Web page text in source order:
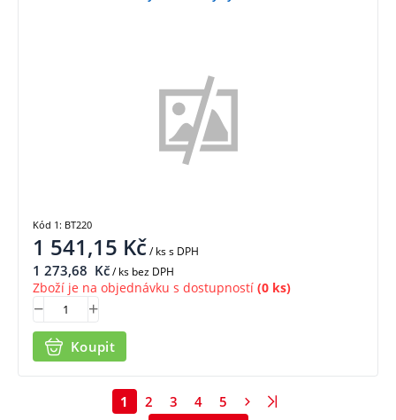
1 541,15 Kč/ kss DPH
1 273,68 Kč/ ks bez DPH
Zboží je na objednávku s dostupností (0 ks)
Koupit
Kód 1: BT220
1 2 3 4 5